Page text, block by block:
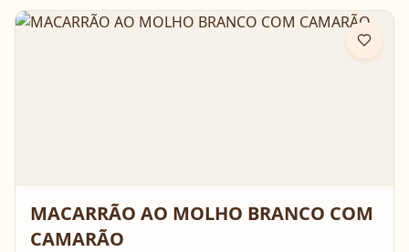
MACARRÃO AO MOLHO BRANCO COM
CAMARÃO